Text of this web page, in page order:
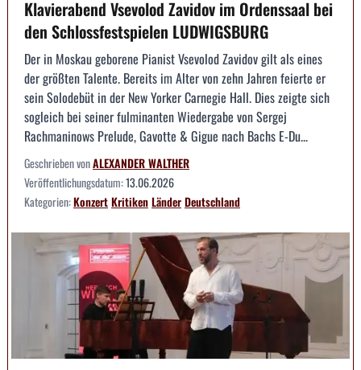
Klavierabend Vsevolod Zavidov im Ordenssaal bei
den Schlossfestspielen LUDWIGSBURG
Der in Moskau geborene Pianist Vsevolod Zavidov gilt als eines
der größten Talente. Bereits im Alter von zehn Jahren feierte er
sein Solodebüt in der New Yorker Carnegie Hall. Dies zeigte sich
sogleich bei seiner fulminanten Wiedergabe von Sergej
Rachmaninows Prelude, Gavotte & Gigue nach Bachs E-Du...
Geschrieben vonALEXANDER WALTHER
Veröffentlichungsdatum:13.06.2026
Kategorien:KonzertKritikenLänderDeutschland